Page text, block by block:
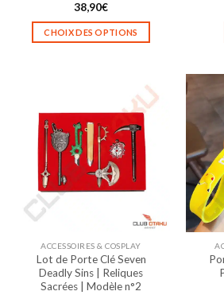
38,90€
CHOIX DES OPTIONS
plusieurs
variations.
Les
options
peuvent
être
page
du
produit
ACCESSOIRES & COSPLAY
Lot de Porte Clé Seven
Deadly Sins | Reliques
Sacrées | Modèle n°2